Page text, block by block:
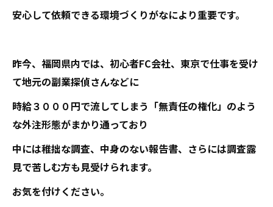
安心して依頼できる環境づくりがなにより重要です。
昨今、福岡県内では、初心者FC会社、東京で仕事を受け
て地元の副業探偵さんなどに
時給３０００円で流してしまう「無責任の権化」のよう
な外注形態がまかり通っており
中には稚拙な調査、中身のない報告書、さらには調査露
見で苦しむ方も見受けられます。
お気を付けください。